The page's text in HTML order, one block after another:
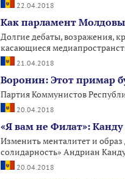
22.04.2018
Как парламент
Долгие дебаты, возражения,
касающиеся
21.04.2018
Воронин: Этот примар
Партия Коммунистов
20.04.2018
«Я вам не Филат»: Канду
Изменить менталитет и
солидарность» Андриан
20.04.2018